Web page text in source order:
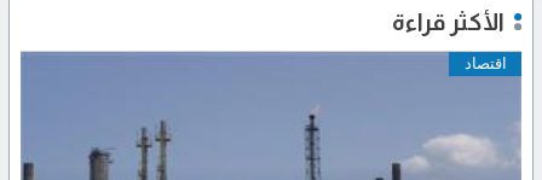
الأكثر قراءة
اقتصاد